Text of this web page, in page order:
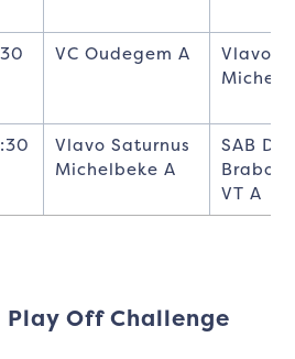
VC Oudegem A
Vlavo
Vlavo Saturnus
Michelbeke A
SAB
Brabo
VT A
Off Challenge